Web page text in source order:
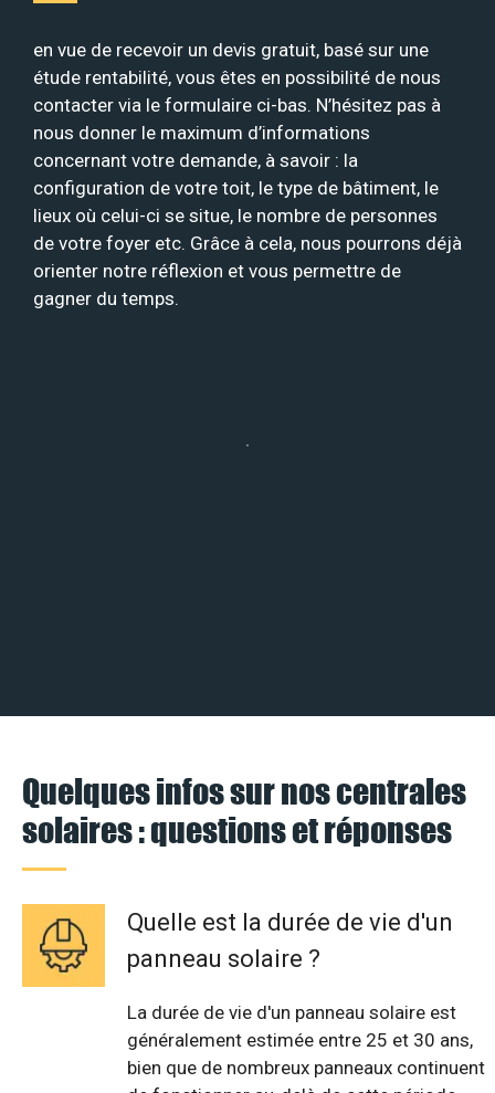
en vue de recevoir un devis gratuit, basé sur une
étude rentabilité, vous êtes en possibilité de nous
contacter via le formulaire ci-bas. N’hésitez pas à
nous donner le maximum d’informations
concernant votre demande, à savoir : la
configuration de votre toit, le type de bâtiment, le
lieux où celui-ci se situe, le nombre de personnes
de votre foyer etc. Grâce à cela, nous pourrons déjà
orienter notre réflexion et vous permettre de
gagner du temps.
Quelques infos sur nos centrales
solaires : questions et réponses
Quelle est la durée de vie d'un
panneau solaire ?
La durée de vie d'un panneau solaire est
généralement estimée entre 25 et 30 ans,
bien que de nombreux panneaux continuent